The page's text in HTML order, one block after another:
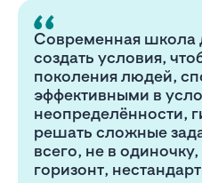
Современная школа
создать условия,
поколения людей,
эффективными в
неопределённости,
решать сложные
всего, не в
горизонт,